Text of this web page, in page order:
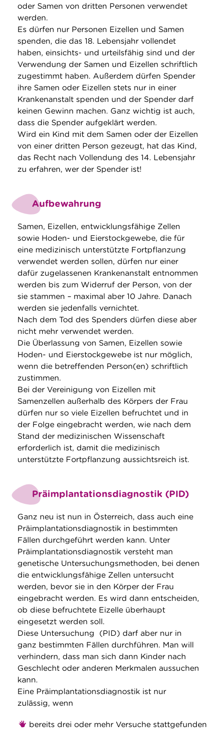
oder Samen von dritten Personen verwendet
werden.
Es dürfen nur Personen Eizellen und Samen
spenden, die das 18. Lebensjahr vollendet
haben, einsichts- und urteilsfähig sind und der
Verwendung der Samen und Eizellen schriftlich
zugestimmt haben. Außerdem dürfen Spender
ihre Samen oder Eizellen stets nur in einer
Krankenanstalt spenden und der Spender darf
keinen Gewinn machen. Ganz wichtig ist auch,
dass die Spender aufgeklärt werden.
Wird ein Kind mit dem Samen oder der Eizellen
von einer dritten Person gezeugt, hat das Kind,
das Recht nach Vollendung des 14. Lebensjahr
zu erfahren, wer der Spender ist!
Aufbewahrung
Samen, Eizellen, entwicklungsfähige Zellen
sowie Hoden- und Eierstockgewebe, die für
eine medizinisch unterstützte Fortpflanzung
verwendet werden sollen, dürfen nur einer
dafür zugelassenen Krankenanstalt entnommen
werden bis zum Widerruf der Person, von der
sie stammen – maximal aber 10 Jahre. Danach
werden sie jedenfalls vernichtet.
Nach dem Tod des Spenders dürfen diese aber
nicht mehr verwendet werden.
Die Überlassung von Samen, Eizellen sowie
Hoden- und Eierstockgewebe ist nur möglich,
wenn die betreffenden Person(en) schriftlich
zustimmen.
Bei der Vereinigung von Eizellen mit
Samenzellen außerhalb des Körpers der Frau
dürfen nur so viele Eizellen befruchtet und in
der Folge eingebracht werden, wie nach dem
Stand der medizinischen Wissenschaft
erforderlich ist, damit die medizinisch
unterstützte Fortpflanzung aussichtsreich ist.
Präimplantationsdiagnostik (PID)
Ganz neu ist nun in Österreich, dass auch eine
Präimplantationsdiagnostik in bestimmten
Fällen durchgeführt werden kann. Unter
Präimplantationsdiagnostik versteht man
genetische Untersuchungsmethoden, bei denen
die entwicklungsfähige Zellen untersucht
werden, bevor sie in den Körper der Frau
eingebracht werden. Es wird dann entscheiden,
ob diese befruchtete Eizelle überhaupt
eingesetzt werden soll.
Diese Untersuchung (PID) darf aber nur in
ganz bestimmten Fällen durchführen. Man will
verhindern, dass man sich dann Kinder nach
Geschlecht oder anderen Merkmalen aussuchen
kann.
Eine Präimplantationsdiagnostik ist nur
zulässig, wenn
bereits drei oder mehr Versuche stattgefunden